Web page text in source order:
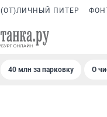
(ОТ)ЛИЧНЫЙ ПИТЕР
40 млн за парковку О